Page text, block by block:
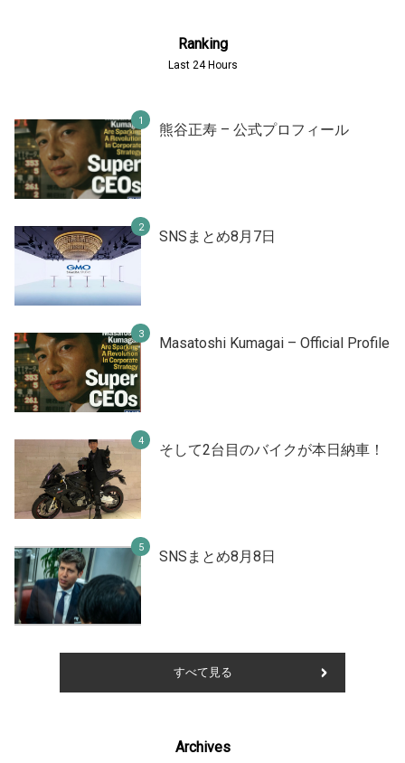
Ranking
Last 24 Hours
熊谷正寿 – 公式プロフィール
SNSまとめ8月7日
Masatoshi Kumagai – Official Profile
そして2台目のバイクが本日納車！
SNSまとめ8月8日
すべて見る
Archives